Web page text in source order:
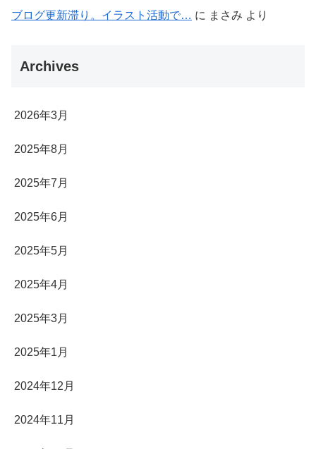
ブログ更新滞り。イラスト活動で… に まさみ より
Archives
2026年3月
2025年8月
2025年7月
2025年6月
2025年5月
2025年4月
2025年3月
2025年1月
2024年12月
2024年11月